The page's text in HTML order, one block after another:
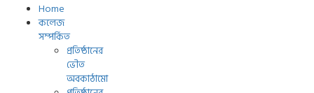
Home
কলেজ
সম্পর্কিত
প্রতিষ্ঠানের
ভৌত
অবকাঠামো